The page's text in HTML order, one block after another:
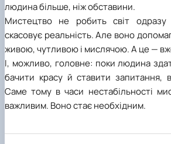
людина більше, ніж обставини.
Мистецтво не робить світ
скасовує реальність. Але воно
живою, чутливою і мислячою. А це —
І, можливо, головне: поки людина
бачити красу й ставити запитання,
Саме тому в часи нестабільності
важливим. Воно стає необхідним.